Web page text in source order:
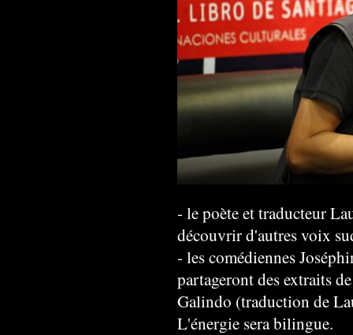
- le poète et traducteur
découvrir d'autres voix
- les comédiennes
partageront des extraits
Galindo (traduction de
L'énergie sera bilingue.